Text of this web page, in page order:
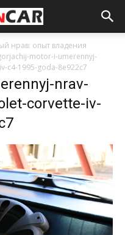
нрав: опыт владения
motor-i-umerennyj-
c4-1995-goda-8e922c7
nrav-
corvette-iv-